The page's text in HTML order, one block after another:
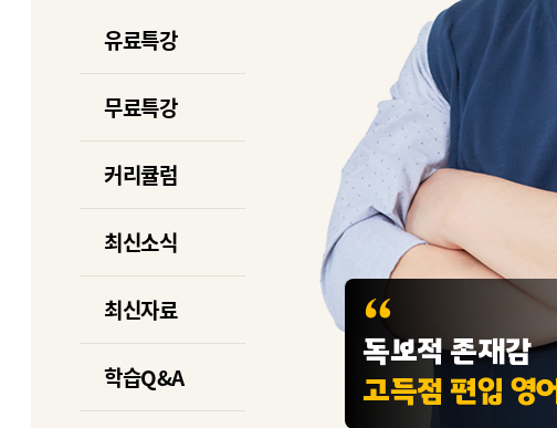
유료특강
무료특강
커리큘럼
최신소식
최신자료
학습Q&A
독보적 존재감
고득점 편입 영어